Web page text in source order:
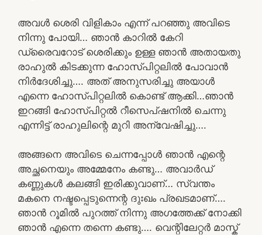
അവൾ ശെരി വിളികാം എന്ന് പറഞ്ഞു അവിടെ
നിന്നു പോയി… ഞാൻ കാറിൽ കേറി
ഡ്രൈവറോട് ശെരിക്കും ഉള്ള ഞാൻ അതായതു
രാഹുൽ കിടക്കുന്ന ഹോസ്പിറ്റലിൽ പോവാൻ
നിർദേശിച്ചു…. അത് അനുസരിച്ചു അയാൾ
എന്നെ ഹോസ്പിറ്റലിൽ കൊണ്ട് ആക്കി…ഞാൻ
ഇറങ്ങി ഹോസ്പിറ്റൽ റീസെപ്ഷനിൽ ചെന്നു
എന്നിട്ട് രാഹുലിന്റെ മുറി അന്വേഷിച്ചു….
അങ്ങനെ അവിടെ ചെന്നപ്പോൾ ഞാൻ എന്റെ
അച്ഛനെയും അമ്മേനേം കണ്ടു… അവാർഡ്
കണ്ണുകൾ കലങ്ങി ഇരിക്കുവാണ്… സ്വന്തം
മകനെ നഷ്ടപ്പെടുന്നെന്റ ദുഃഖം പ്രഖടമാണ്….
ഞാൻ റൂമിൽ പുറത്ത് നിന്നു അഗത്തേക്ക് നോക്കി
ഞാൻ എന്നെ തന്നെ കണ്ടു…. വെന്റിലേറ്റർ മാസ്ക്